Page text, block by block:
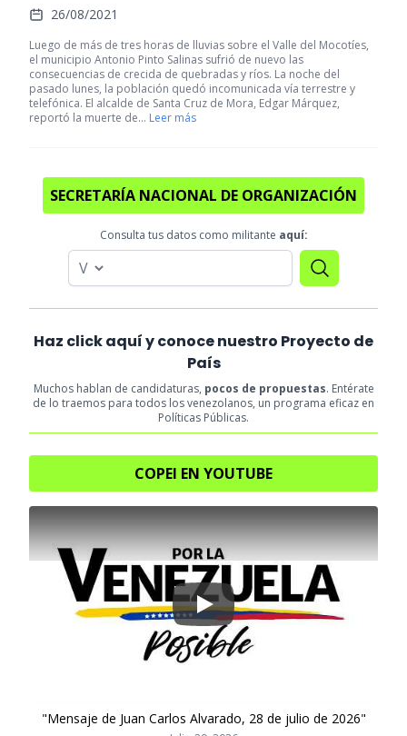
26/08/2021
Luego de más de tres horas de lluvias sobre el Valle del Mocotíes,
el municipio Antonio Pinto Salinas sufrió de nuevo las
consecuencias de crecida de quebradas y ríos. La noche del
pasado lunes, la población quedó incomunicada vía terrestre y
telefónica. El alcalde de Santa Cruz de Mora, Edgar Márquez,
reportó la muerte de… Leer más
SECRETARÍA NACIONAL DE ORGANIZACIÓN
Consulta tus datos como militante aquí:
Haz click aquí y conoce nuestro Proyecto de
País
Muchos hablan de candidaturas, pocos de propuestas. Entérate
de lo traemos para todos los venezolanos, un programa eficaz en
Políticas Públicas.
COPEI EN YOUTUBE
Play
"Mensaje de Juan Carlos Alvarado, 28 de julio de 2026"